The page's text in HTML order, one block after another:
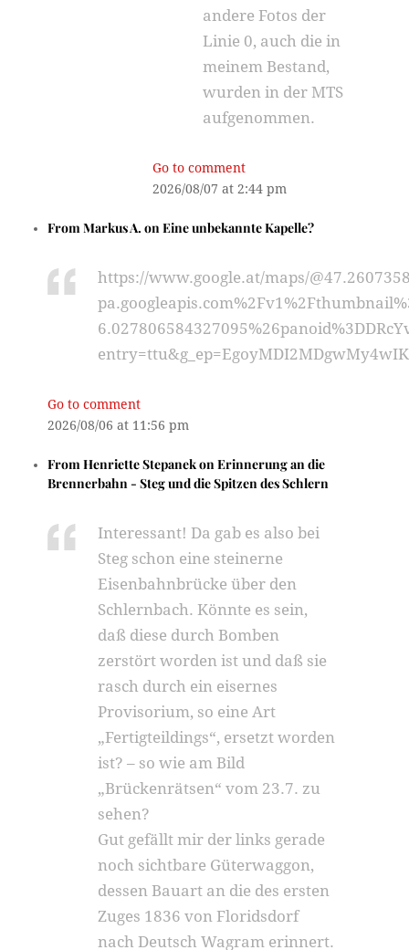
andere Fotos der
Linie 0, auch die in
meinem Bestand,
wurden in der MTS
aufgenommen.
Go to comment
2026/08/07 at 2:44 pm
FromMarkus A. onEine unbekannte Kapelle?
https://www.google.at/maps/
Go to comment
2026/08/06 at 11:56 pm
FromHenriette StepanekonErinnerung an die
Brennerbahn - Steg und die Spitzen des Schlern
Interessant! Da gab es also bei
Steg schon eine steinerne
Eisenbahnbrücke über den
Schlernbach. Könnte es sein,
daß diese durch Bomben
zerstört worden ist und daß sie
rasch durch ein eisernes
Provisorium, so eine Art
„Fertigteildings“, ersetzt worden
ist? – so wie am Bild
„Brückenrätsen“ vom 23.7. zu
sehen?
Gut gefällt mir der links gerade
noch sichtbare Güterwaggon,
dessen Bauart an die des ersten
Zuges 1836 von Floridsdorf
nach Deutsch Wagram erinnert.